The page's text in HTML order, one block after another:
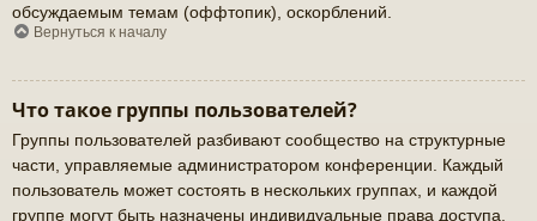
обсуждаемым темам (оффтопик), оскорблений.
Вернуться к началу
Что такое группы пользователей?
Группы пользователей разбивают сообщество на структурные
части, управляемые администратором конференции. Каждый
пользователь может состоять в нескольких группах, и каждой
группе могут быть назначены индивидуальные права доступа.